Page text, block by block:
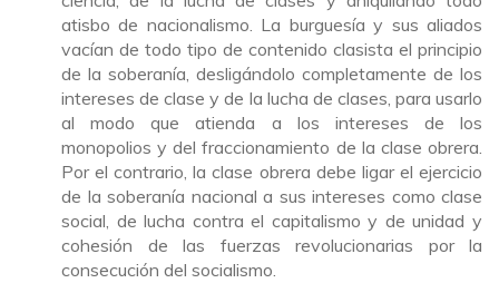
atisbo de nacionalismo. La burguesía y sus aliados
vacían de todo tipo de contenido clasista el principio
de la soberanía, desligándolo completamente de los
intereses de clase y de la lucha de clases, para usarlo
al modo que atienda a los intereses de los
monopolios y del fraccionamiento de la clase obrera.
Por el contrario, la clase obrera debe ligar el ejercicio
de la soberanía nacional a sus intereses como clase
social, de lucha contra el capitalismo y de unidad y
cohesión de las fuerzas revolucionarias por la
consecución del socialismo.